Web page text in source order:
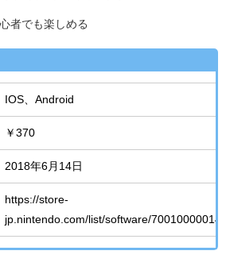
者でも楽しめる
IOS、Android
￥370
2018年6月14日
https://store-
jp.nintendo.com/list/software/